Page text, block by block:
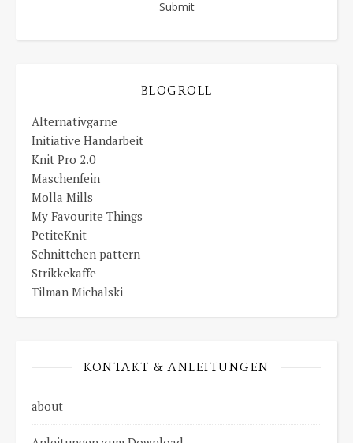
BLOGROLL
Alternativgarne
Initiative Handarbeit
Knit Pro 2.0
Maschenfein
Molla Mills
My Favourite Things
PetiteKnit
Schnittchen pattern
Strikkekaffe
Tilman Michalski
KONTAKT & ANLEITUNGEN
about